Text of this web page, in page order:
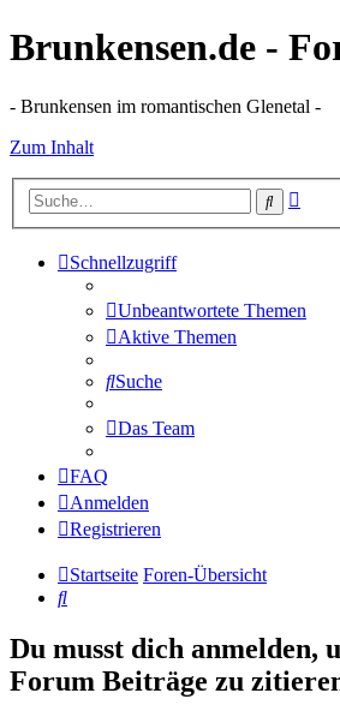
Brunkensen.de -
- Brunkensen im romantischen Glenetal -
Zum Inhalt
Suche
Schnellzugriff
Unbeantwortete Themen
Aktive Themen
Suche
Das Team
FAQ
Anmelden
Registrieren
Startseite Foren-Übersicht
Suche
Du musst dich anmelden,
Forum Beiträge zu